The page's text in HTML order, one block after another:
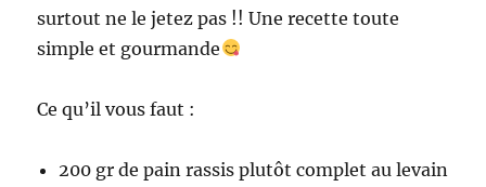
surtout ne le jetez pas !! Une recette toute
simple et gourmande
Ce qu’il vous faut :
200 gr de pain rassis plutôt complet au levain